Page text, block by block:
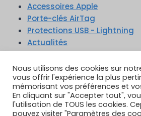
Accessoires Apple
Porte-clés AirTag
Protections USB - Lightning
Actualités
TikTok YouTube
Instagram
Nous utilisons des cookies sur
vous offrir l'expérience la plus
mémorisant vos préférences et
En cliquant sur "Accepter tout",
l'utilisation de TOUS les cookies.
pouvez visiter "Paramètres des